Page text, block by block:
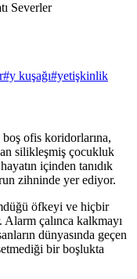
Severler
#y kuşağı#yetişkinlik
ofis koridorlarına,
silikleşmiş çocukluk
içinden tanıdık
zihninde yer ediyor.
öfkeyi ve hiçbir
çalınca kalkmayı
dünyasında geçen
bir boşlukta